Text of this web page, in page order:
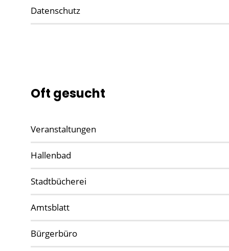
Datenschutz
Oft gesucht
Veranstaltungen
Hallenbad
Stadtbücherei
Amtsblatt
Bürgerbüro